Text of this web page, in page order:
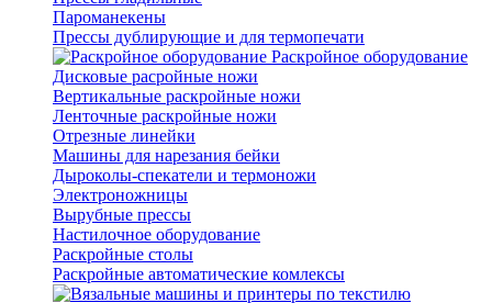
Пароманекены
Прессы дублирующие и для термопечати
Раскройное оборудование
Дисковые расройные ножи
Вертикальные раскройные ножи
Ленточные раскройные ножи
Отрезные линейки
Машины для нарезания бейки
Дыроколы-спекатели и термоножи
Электроножницы
Вырубные прессы
Настилочное оборудование
Раскройные столы
Раскройные автоматические комлексы